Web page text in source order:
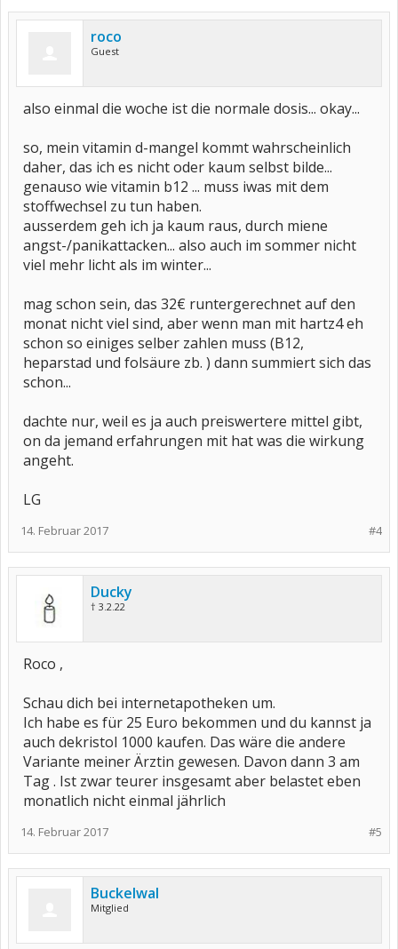
roco
Guest
also einmal die woche ist die normale dosis... okay...
so, mein vitamin d-mangel kommt wahrscheinlich
daher, das ich es nicht oder kaum selbst bilde...
genauso wie vitamin b12 ... muss iwas mit dem
stoffwechsel zu tun haben.
ausserdem geh ich ja kaum raus, durch miene
angst-/panikattacken... also auch im sommer nicht
viel mehr licht als im winter...
mag schon sein, das 32€ runtergerechnet auf den
monat nicht viel sind, aber wenn man mit hartz4 eh
schon so einiges selber zahlen muss (B12,
heparstad und folsäure zb. ) dann summiert sich das
schon...
dachte nur, weil es ja auch preiswertere mittel gibt,
on da jemand erfahrungen mit hat was die wirkung
angeht.
LG
#4
14. Februar 2017
Ducky
† 3.2.22
Roco ,
Schau dich bei internetapotheken um.
Ich habe es für 25 Euro bekommen und du kannst ja
auch dekristol 1000 kaufen. Das wäre die andere
Variante meiner Ärztin gewesen. Davon dann 3 am
Tag . Ist zwar teurer insgesamt aber belastet eben
monatlich nicht einmal jährlich
#5
14. Februar 2017
Buckelwal
Mitglied